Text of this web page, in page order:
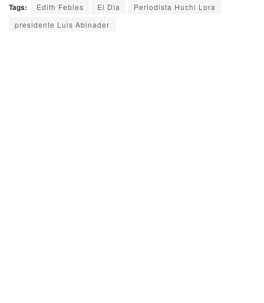
Tags: Edith Febles El Dìa
Periodista Huchi Lora
presidente Luis Abinader